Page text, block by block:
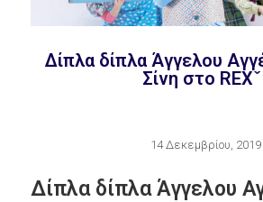
Δίπλα δίπλα Άγγελου
Σίνη στο REXˇ
14 Δεκεμβρίου, 2019
Δίπλα δίπλαΆγγελου